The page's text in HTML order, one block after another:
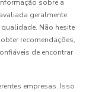
sobre a
geralmente
Não hesite
recomendações,
de encontrar
empresas. Isso